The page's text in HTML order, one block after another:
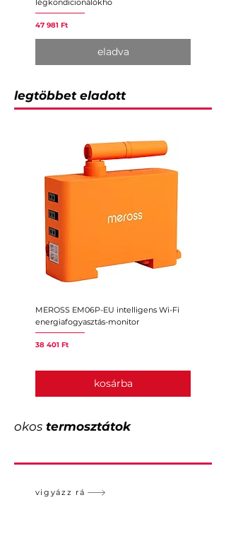
légkondicionálókho
Ár
47 981 Ft
eladva
legtöbbet eladott
MEROSS EM06P-EU intelligens Wi-Fi
energiafogyasztás-monitor
Ár
38 401 Ft
kosárba
okos termosztátok
vigyázz rá